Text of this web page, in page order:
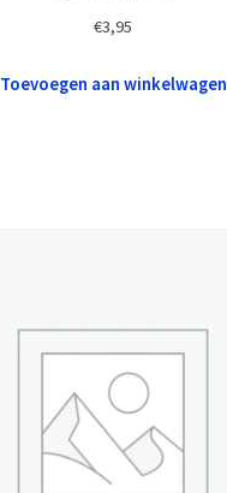
€3,95
Toevoegen aan winkelwagen